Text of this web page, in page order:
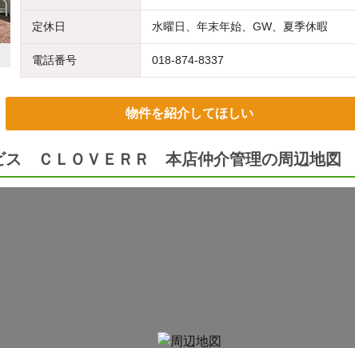
定休日 水曜日、年末年始、GW、夏季休暇
電話番号 018-874-8337
物件を紹介してほしい
ス ＣＬＯＶＥＲＲ 本店仲介管理の周辺地図